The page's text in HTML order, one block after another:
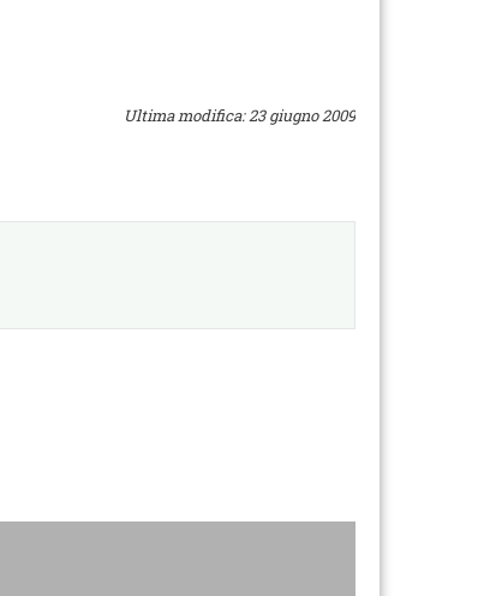
Ultima modifica: 23 giugno 2009